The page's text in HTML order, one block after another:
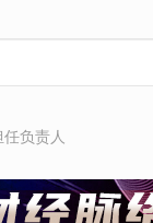
负责人